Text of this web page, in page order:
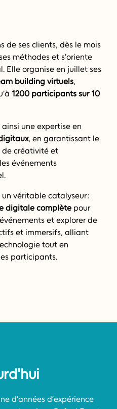
de ses clients, dès le mois
méthodes et s’oriente
Elle organise en juillet ses
building virtuels,
1200 participants sur 10
une expertise en
, en garantissant le
de créativité et
événements
véritable catalyseur :
digitale complète pour
et explorer de
et immersifs, alliant
tout en
participants.
d’années d’expérience